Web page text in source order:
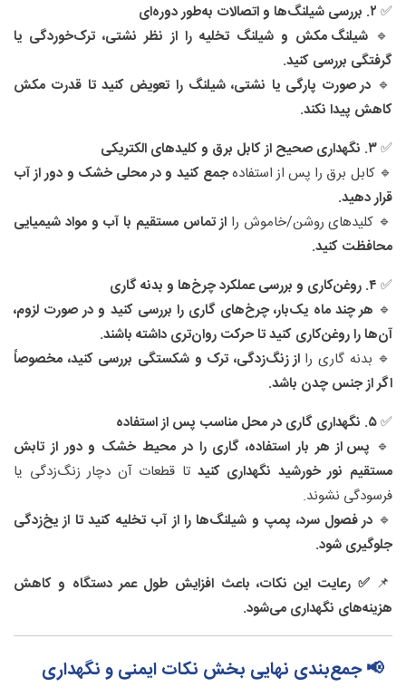
✅ ۲. بررسی شیلنگ‌ها و اتصالات به‌طور دوره‌ای
🔹 شیلنگ مکش و شیلنگ تخلیه را از نظر نشتی، ترک‌خوردگی یا
گرفتگی بررسی کنید.
🔹 در صورت پارگی یا نشتی، شیلنگ را تعویض کنید تا قدرت مکش
کاهش پیدا نکند.
✅۳. نگهداری صحیح از کابل برق و کلیدهای الکتریکی
🔹 کابل برق را پس از استفادهجمع کنید و در محلی خشک و دور از آب
قرار دهید.
🔹 کلیدهای روشن/خاموش رااز تماس مستقیم با آب و مواد شیمیایی
محافظت کنید.
✅ ۴. روغن‌کاری و بررسی عملکرد چرخ‌ها و بدنه گاری
🔹 هر چند ماه یک‌بار، چرخ‌های گاری را بررسی کنید و در صورت لزوم،
آن‌ها را روغن‌کاری کنید تا حرکت روان‌تری داشته باشند.
🔹 بدنه گاری رااز زنگ‌زدگی، ترک و شکستگی بررسی کنید، مخصوصاً
اگر از جنس چدن باشد.
✅۵. نگهداری گاری در محل مناسب پس از استفاده
🔹 پس از هر بار استفاده، گاری را در محیط خشک و دور از تابش
مستقیم نور خورشید نگهداری کنید تا قطعات آن دچار زنگ‌زدگی یا
فرسودگی نشوند.
🔹 در فصول سرد، پمپ و شیلنگ‌ها را از آب تخلیه کنید تا از یخ‌زدگی
جلوگیری شود.
📌✅ رعایت این نکات، باعث افزایش طول عمر دستگاه و کاهش
هزینه‌های نگهداری می‌شود.
📢 جمع‌بندی نهایی بخش نکات ایمنی و نگهداری